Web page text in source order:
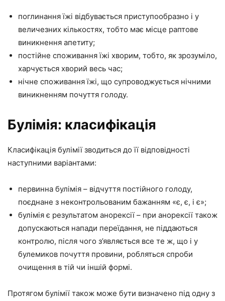
поглинання їжі відбувається приступообразно і у
величезних кількостях, тобто має місце раптове
виникнення апетиту;
постійне споживання їжі хворим, тобто, як зрозуміло,
харчується хворий весь час;
нічне споживання їжі, що супроводжується нічними
виникненням почуття голоду.
Булімія: класифікація
Класифікація булімії зводиться до її відповідності
наступними варіантами:
первинна булімія – відчуття постійного голоду,
поєднане з неконтрольованим бажанням «є, є, і є»;
булімія є результатом анорексії – при анорексії також
допускаються напади переїдання, не піддаються
контролю, після чого з’являється все те ж, що і у
булемиков почуття провини, робляться спроби
очищення в тій чи іншій формі.
Протягом булімії також може бути визначено під одну з